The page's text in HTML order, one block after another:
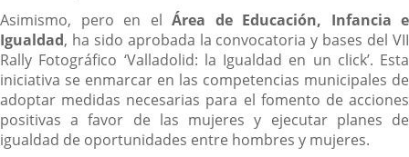
Asimismo, pero en el Área de Educación, Infancia e
Igualdad, ha sido aprobada la convocatoria y bases del VII
Rally Fotográfico ‘Valladolid: la Igualdad en un click’. Esta
iniciativa se enmarcar en las competencias municipales de
adoptar medidas necesarias para el fomento de acciones
positivas a favor de las mujeres y ejecutar planes de
igualdad de oportunidades entre hombres y mujeres.